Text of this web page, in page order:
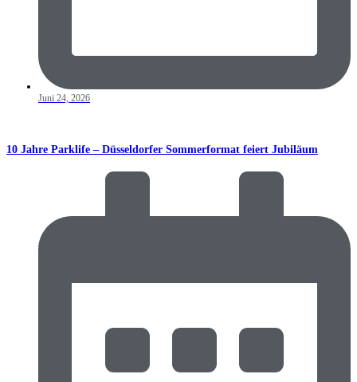
Juni 24, 2026
10 Jahre Parklife – Düsseldorfer Sommerformat feiert Jubiläum